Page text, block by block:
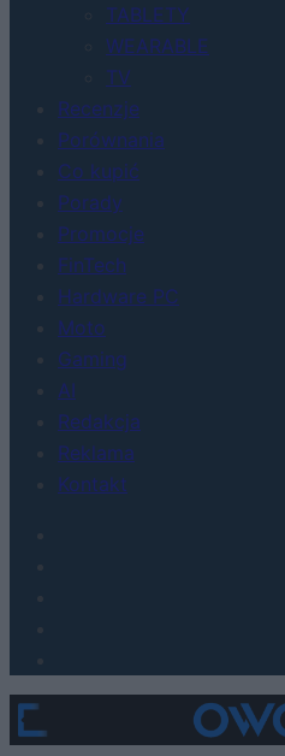
TABLETY
WEARABLE
TV
Recenzje
Porównania
Co kupić
Porady
Promocje
FinTech
Hardware PC
Moto
Gaming
AI
Redakcja
Reklama
Kontakt